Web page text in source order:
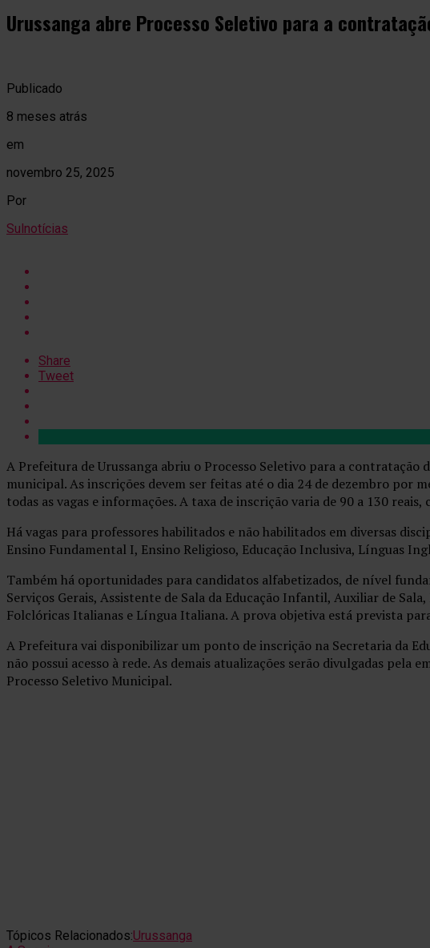
Urussanga abre Processo Seletivo para a
Publicado
8 meses atrás
em
novembro 25, 2025
Por
Sulnotícias
Share
Tweet
A Prefeitura de Urussanga abriu o Processo Seletivo para a
municipal. As inscrições devem ser feitas até o dia 24 de dezembro por
todas as vagas e informações. A taxa de inscrição varia de 90 a 130
Há vagas para professores habilitados e não habilitados em diversas
Ensino Fundamental I, Ensino Religioso, Educação Inclusiva, Línguas
Também há oportunidades para candidatos alfabetizados, de nível
Serviços Gerais, Assistente de Sala da Educação Infantil, Auxiliar de
Folclóricas Italianas e Língua Italiana. A prova objetiva está prevista
A Prefeitura vai disponibilizar um ponto de inscrição na Secretaria da
não possui acesso à rede. As demais atualizações serão divulgadas pela
Processo Seletivo Municipal.
Tópicos Relacionados:Urussanga